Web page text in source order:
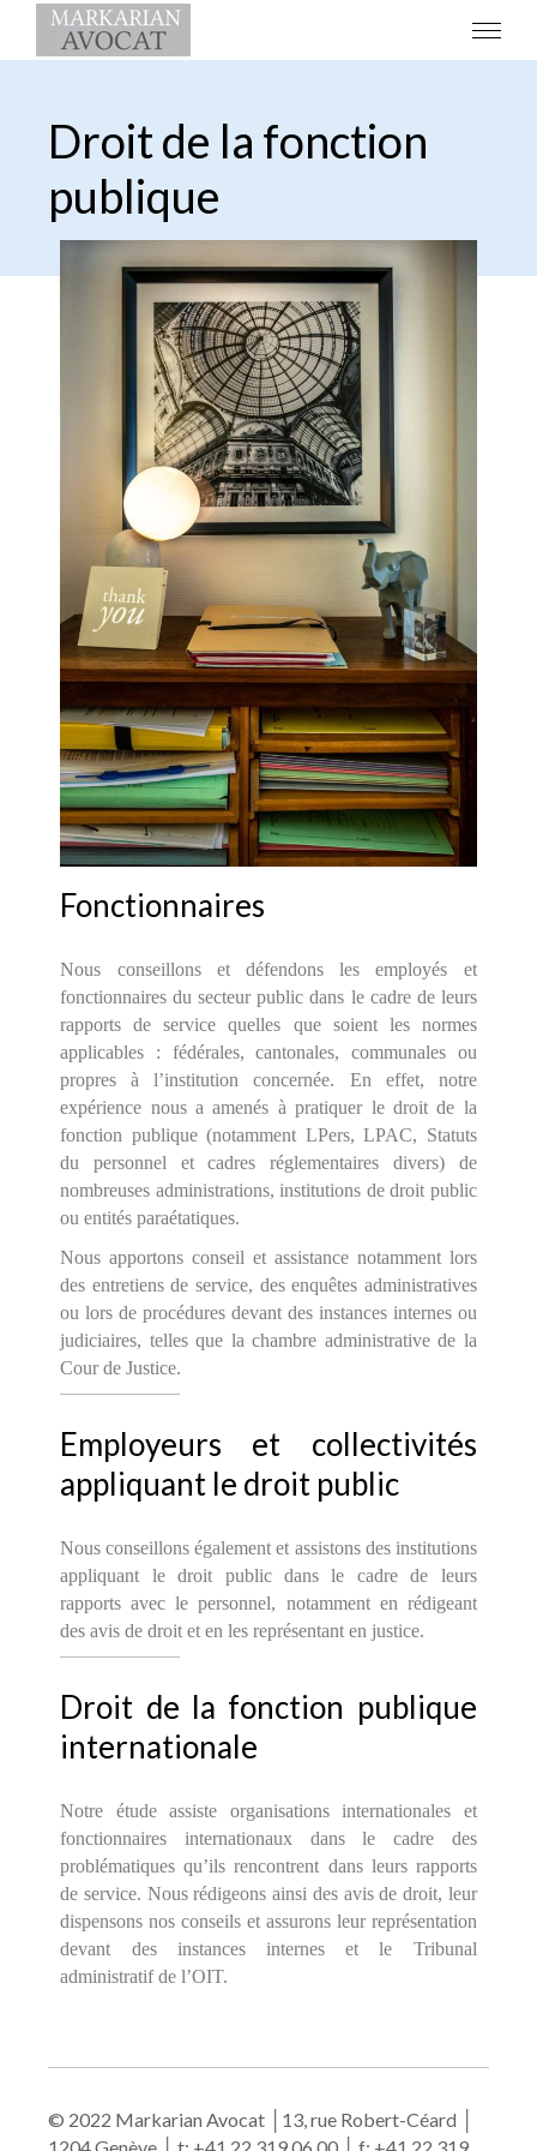
Droit de la fonction
publique
Fonctionnaires
Nous conseillons et défendons les employés et
fonctionnaires du secteur public dans le cadre de leurs
rapports de service quelles que soient les normes
applicables : fédérales, cantonales, communales ou
propres à l’institution concernée. En effet, notre
expérience nous a amenés à pratiquer le droit de la
fonction publique (notamment LPers, LPAC, Statuts
du personnel et cadres réglementaires divers) de
nombreuses administrations, institutions de droit public
ou entités paraétatiques.
Nous apportons conseil et assistance notamment lors
des entretiens de service, des enquêtes administratives
ou lors de procédures devant des instances internes ou
judiciaires, telles que la chambre administrative de la
Cour de Justice.
Employeurs et collectivités
appliquant le droit public
Nous conseillons également et assistons des institutions
appliquant le droit public dans le cadre de leurs
rapports avec le personnel, notamment en rédigeant
des avis de droit et en les représentant en justice.
Droit de la fonction publique
internationale
Notre étude assiste organisations internationales et
fonctionnaires internationaux dans le cadre des
problématiques qu’ils rencontrent dans leurs rapports
de service. Nous rédigeons ainsi des avis de droit, leur
dispensons nos conseils et assurons leur représentation
devant des instances internes et le Tribunal
administratif de l’OIT.
© 2022 Markarian Avocat │13, rue Robert-Céard │
1204 Genève │ t: +41 22 319 06 00 │ f: +41 22 319